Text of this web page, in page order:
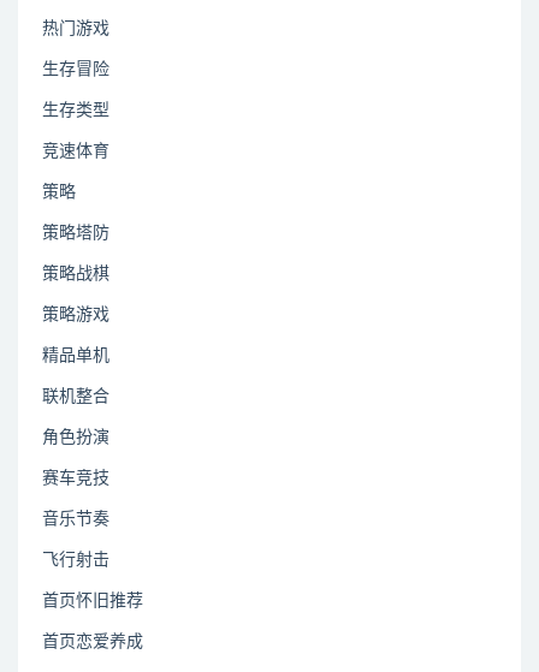
热门游戏
生存冒险
生存类型
竞速体育
策略
策略塔防
策略战棋
策略游戏
精品单机
联机整合
角色扮演
赛车竞技
音乐节奏
飞行射击
首页怀旧推荐
首页恋爱养成